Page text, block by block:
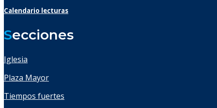
Calendario lecturas
Secciones
Iglesia
Plaza Mayor
Tiempos fuertes